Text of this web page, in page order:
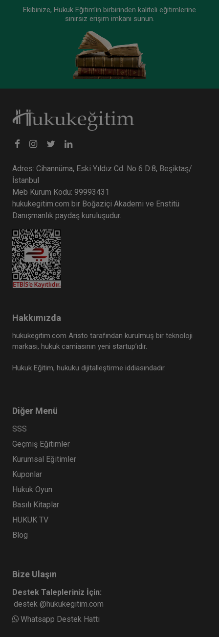
Ekibinize, Hukuk Eğitim’in birbirinden kaliteli eğitimlerine
sınırsız erişim imkanı sunun.
Adres: Cihannüma, Eski Yıldız Cd. No 6 D:8, Beşiktaş/
İstanbul
Meb Kurum Kodu: 99993431
hukukegitim.com bir Boğaziçi Akademi ve Enstitü
Danışmanlık paydaş kuruluşudur.
Hakkımızda
hukukegitim.com Aristo tarafından kurulmuş bir teknoloji
markası, hukuk camiasının yeni startup’ıdır.
Hukuk Eğitim, hukuku dijitalleştirme iddiasındadır.
Diğer Menü
SSS
Geçmiş Eğitimler
Kurumsal Eğitimler
Kuponlar
Hukuk Oyun
Basılı Kitaplar
HUKUK TV
Blog
Bize Ulaşın
Destek Talepleriniz İçin:
destek @hukukegitim.com
Whatsapp Destek Hattı